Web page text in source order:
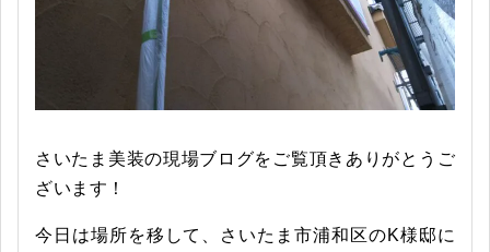
さいたま美装の現場ブログをご覧頂きありがとうご
ざいます！
今日は場所を移して、さいたま市浦和区のK様邸に